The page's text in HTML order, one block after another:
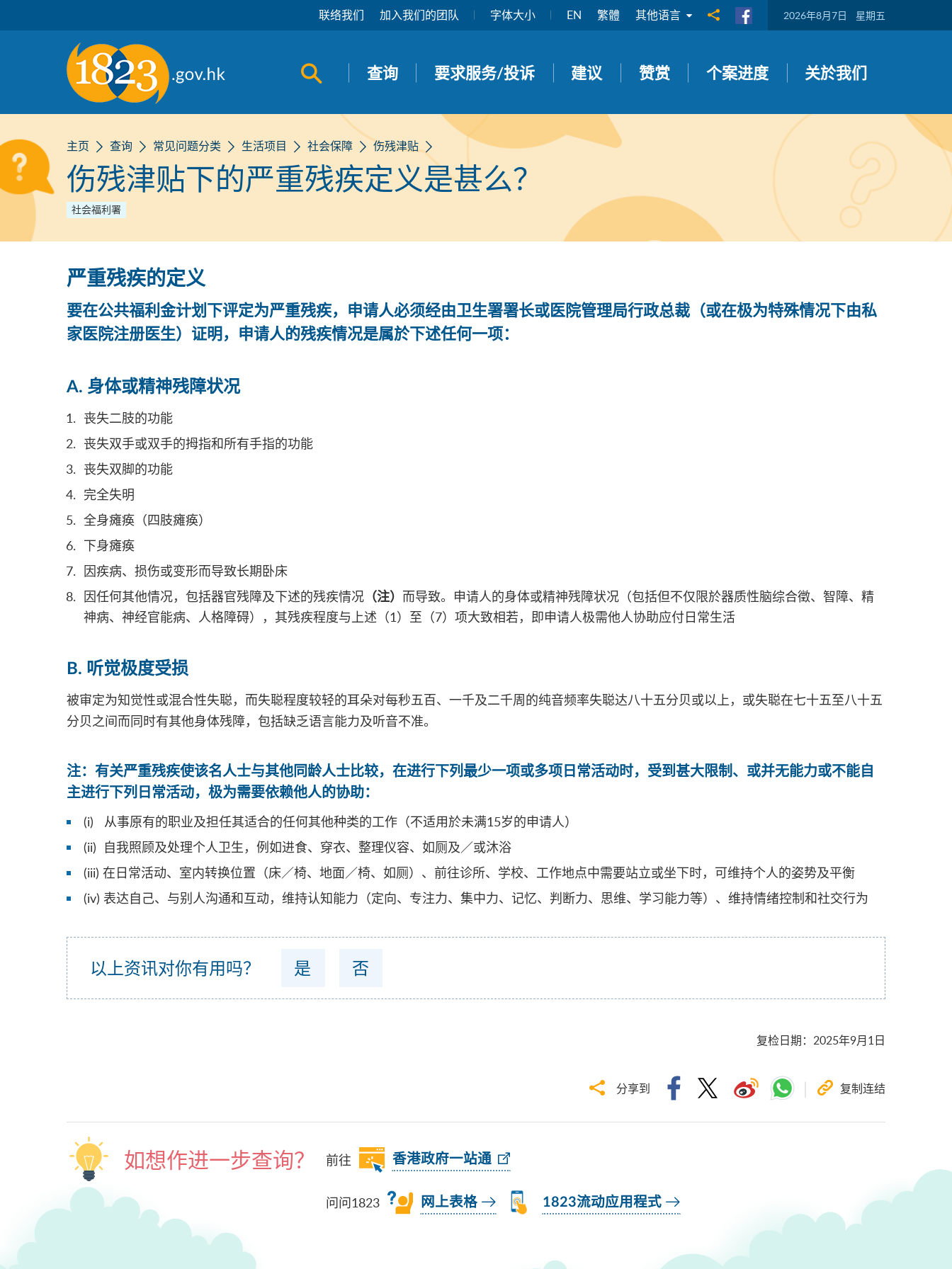
联络我们 加入我们的团队 字体大小 EN 繁體 其他语言 分享到 2026年8月7日 星期五
开启搜寻面板
查询 要求服务/投诉 建议 赞赏 个案进度 关於我们
主页 查询 常见问题分类 生活项目 社会保障 伤残津贴
伤残津贴下的严重残疾定义是甚么？
社会福利署
严重残疾的定义
要在公共福利金计划下评定为严重残疾，申请人必须经由卫生署署长或医院管理局行政总裁（或在极为特殊情况下由私
家医院注册医生）证明，申请人的残疾情况是属於下述任何一项：
A. 身体或精神残障状况
丧失二肢的功能
丧失双手或双手的拇指和所有手指的功能
丧失双脚的功能
完全失明
全身瘫痪（四肢瘫痪）
下身瘫痪
因疾病、损伤或变形而导致长期卧床
因任何其他情况，包括器官残障及下述的残疾情况 （注） 而导致。申请人的身体或精神残障状况（包括但不仅限於器质性脑综合徵、智障、精
神病、神经官能病、人格障碍），其残疾程度与上述（1）至（7）项大致相若，即申请人极需他人协助应付日常生活
B. 听觉极度受损
被审定为知觉性或混合性失聪，而失聪程度较轻的耳朵对每秒五百、一千及二千周的纯音频率失聪达八十五分贝或以上，或失聪在七十五至八十五
分贝之间而同时有其他身体残障，包括缺乏语言能力及听音不准。
注： 有关严重残疾使该名人士与其他同龄人士比较，在进行下列最少一项或多项日常活动时，受到甚大限制、或并无能力或不能自
主进行下列日常活动，极为需要依赖他人的协助：
(i) 从事原有的职业及担任其适合的任何其他种类的工作（不适用於未满15岁的申请人）
(ii) 自我照顾及处理个人卫生，例如进食、穿衣、整理仪容、如厕及／或沐浴
(iii) 在日常活动、室内转换位置（床／椅、地面／椅、如厕）、前往诊所、学校、工作地点中需要站立或坐下时，可维持个人的姿势及平衡
(iv) 表达自己、与别人沟通和互动，维持认知能力（定向、专注力、集中力、记忆、判断力、思维、学习能力等）、维持情绪控制和社交行为
以上资讯对你有用吗？ 是 否
复检日期： 2025年9月1日
分享到 复制连结
如想作进一步查询？ 前往 香港政府一站通
问问1823 网上表格 1823流动应用程式